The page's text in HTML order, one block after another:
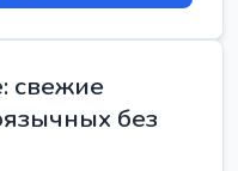
свежие
без